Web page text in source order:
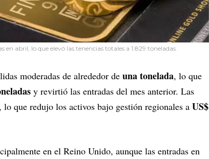
abril, lo que elevó las tenencias totales a 1.829 toneladas.
moderadas de alrededor de una tonelada, lo que
y revirtió las entradas del mes anterior. Las
, lo que redujo los activos bajo gestión regionales a US$
en el Reino Unido, aunque las entradas en